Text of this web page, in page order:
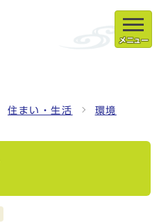
メニュー
住まい・生活 環境